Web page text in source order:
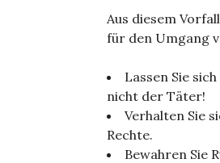
Aus diesem
für den Umgang
Lassen Sie
nicht der Täter!
Verhalten Sie
Rechte.
Bewahren Sie